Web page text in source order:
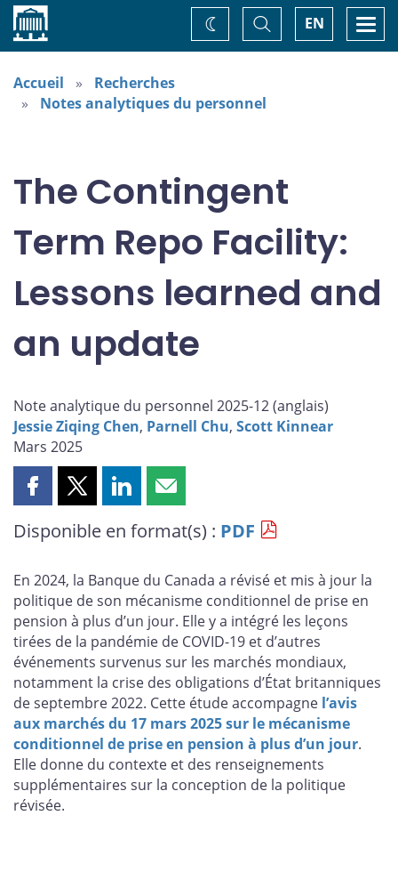
Accueil EN
Basculer
la
recherche
Changez
de
Accueil
Recherches
Notes analytiques du personnel
The Contingent
Term Repo Facility:
Lessons learned and
an update
Note analytique du personnel 2025-12 (anglais)
Jessie Ziqing Chen, Parnell Chu, Scott Kinnear
Mars 2025
Partager
page
Facebook
Partager
page
X
Partager
page
LinkedIn
Partager
page
courriel
Disponible en format(s) : PDF
En 2024, la Banque du Canada a révisé et mis à jour la
politique de son mécanisme conditionnel de prise en
pension à plus d’un jour. Elle y a intégré les leçons
tirées de la pandémie de COVID-19 et d’autres
événements survenus sur les marchés mondiaux,
notamment la crise des obligations d’État britanniques
de septembre 2022. Cette étude accompagne l’avis
aux marchés du 17 mars 2025 sur le mécanisme
conditionnel de prise en pension à plus d’un jour.
Elle donne du contexte et des renseignements
supplémentaires sur la conception de la politique
révisée.